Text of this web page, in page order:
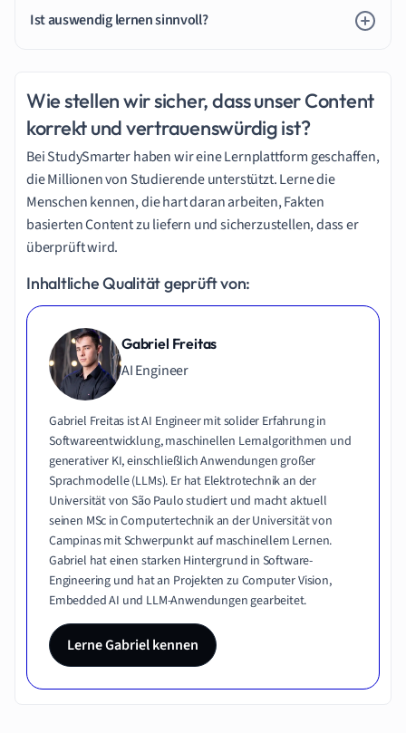
Ist auswendig lernen sinnvoll?
Wie stellen wir sicher, dass unser Content
korrekt und vertrauenswürdig ist?
Bei StudySmarter haben wir eine Lernplattform geschaffen,
die Millionen von Studierende unterstützt. Lerne die
Menschen kennen, die hart daran arbeiten, Fakten
basierten Content zu liefern und sicherzustellen, dass er
überprüft wird.
Inhaltliche Qualität geprüft von:
Gabriel Freitas
AI Engineer
Gabriel Freitas ist AI Engineer mit solider Erfahrung in
Softwareentwicklung, maschinellen Lernalgorithmen und
generativer KI, einschließlich Anwendungen großer
Sprachmodelle (LLMs). Er hat Elektrotechnik an der
Universität von São Paulo studiert und macht aktuell
seinen MSc in Computertechnik an der Universität von
Campinas mit Schwerpunkt auf maschinellem Lernen.
Gabriel hat einen starken Hintergrund in Software-
Engineering und hat an Projekten zu Computer Vision,
Embedded AI und LLM-Anwendungen gearbeitet.
Lerne Gabriel kennen